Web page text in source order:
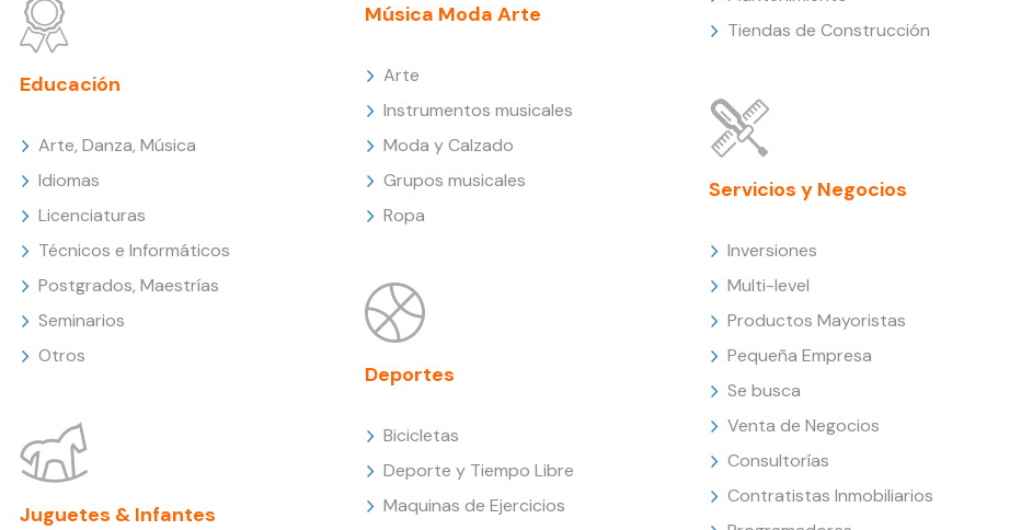
Educación
Arte, Danza, Música
Idiomas
Licenciaturas
Técnicos e Informáticos
Postgrados, Maestrías
Seminarios
Otros
Juguetes & Infantes
Música Moda Arte
Arte
Instrumentos musicales
Moda y Calzado
Grupos musicales
Ropa
Deportes
Bicicletas
Deporte y Tiempo Libre
Maquinas de Ejercicios
Tiendas de Construcción
Servicios y Negocios
Inversiones
Multi-level
Productos Mayoristas
Pequeña Empresa
Se busca
Venta de Negocios
Consultorías
Contratistas Inmobiliarios